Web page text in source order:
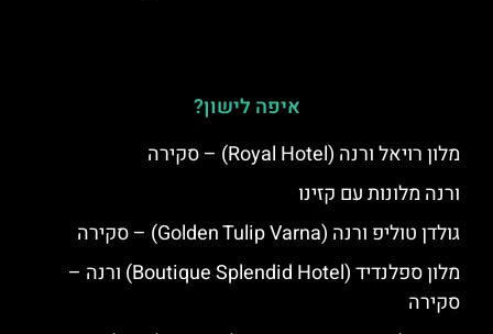
איפה לישון?
מלון רויאל ורנה (Royal Hotel) – סקירה
ורנה מלונות עם קזינו
גולדן טוליפ ורנה (Golden Tulip Varna) – סקירה
מלון ספלנדיד (Boutique Splendid Hotel) ורנה –
סקירה